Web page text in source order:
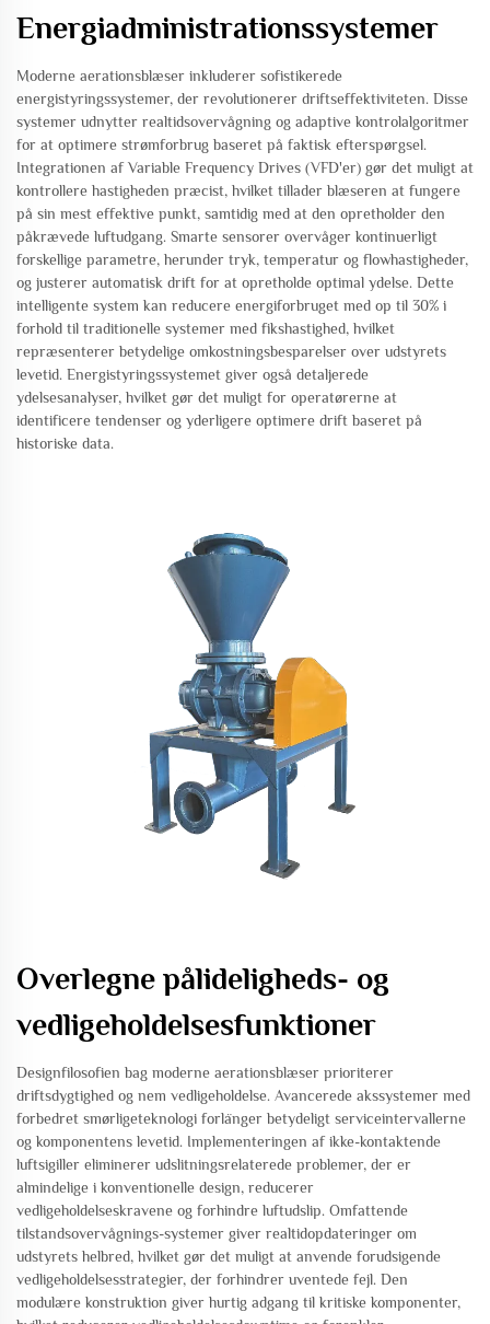
Energiadministrationssystemer
Moderne aerationsblæser inkluderer sofistikerede
energistyringssystemer, der revolutionerer driftseffektiviteten. Disse
systemer udnytter realtidsovervågning og adaptive kontrolalgoritmer
for at optimere strømforbrug baseret på faktisk efterspørgsel.
Integrationen af Variable Frequency Drives (VFD'er) gør det muligt at
kontrollere hastigheden præcist, hvilket tillader blæseren at fungere
på sin mest effektive punkt, samtidig med at den opretholder den
påkrævede luftudgang. Smarte sensorer overvåger kontinuerligt
forskellige parametre, herunder tryk, temperatur og flowhastigheder,
og justerer automatisk drift for at opretholde optimal ydelse. Dette
intelligente system kan reducere energiforbruget med op til 30% i
forhold til traditionelle systemer med fikshastighed, hvilket
repræsenterer betydelige omkostningsbesparelser over udstyrets
levetid. Energistyringssystemet giver også detaljerede
ydelsesanalyser, hvilket gør det muligt for operatørerne at
identificere tendenser og yderligere optimere drift baseret på
historiske data.
Overlegne pålideligheds- og
vedligeholdelsesfunktioner
Designfilosofien bag moderne aerationsblæser prioriterer
driftsdygtighed og nem vedligeholdelse. Avancerede akssystemer med
forbedret smørligeteknologi forlänger betydeligt serviceintervallerne
og komponentens levetid. Implementeringen af ikke-kontaktende
luftsigiller eliminerer udslitningsrelaterede problemer, der er
almindelige i konventionelle design, reducerer
vedligeholdelseskravene og forhindre luftudslip. Omfattende
tilstandsovervågnings-systemer giver realtidopdateringer om
udstyrets helbred, hvilket gør det muligt at anvende forudsigende
vedligeholdelsesstrategier, der forhindrer uventede fejl. Den
modulære konstruktion giver hurtig adgang til kritiske komponenter,